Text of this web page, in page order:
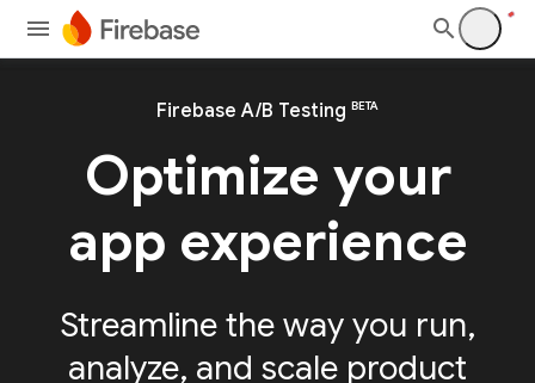
Firebase A/B Testing BETA
Optimize your
app experience
Streamline the way you run,
analyze, and scale product